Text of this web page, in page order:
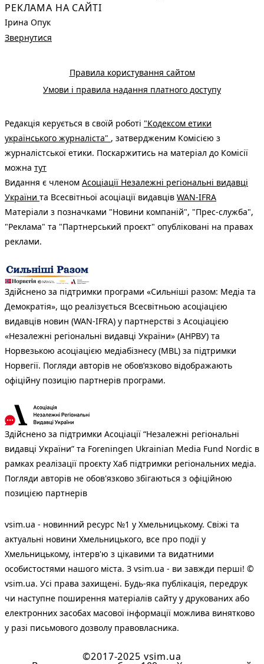
РЕКЛАМА НА САЙТІ
Ірина Опук
Звернутися
Правила користування сайтом
Умови і правила надання платного доступу
Редакція керується в своїй роботі "Кодексом етики
українського журналіста" , затвердженим Комісією з
журналістської етики. Поскаржитись на матеріал до Комісії
можна тут
Видання є членом Асоціації Незалежні регіональні видавці
України та Всесвітньої асоціації видавців WAN-IFRA
Матеріали з позначками "Новини компаній", "Прес-служба",
"Реклама" та "Партнерський проєкт" опубліковані на правах
реклами.
Здійснено за підтримки програми «Сильніші разом: Медіа та
Демократія», що реалізується Всесвітньою асоціацією
видавців новин (WAN-IFRA) у партнерстві з Асоціацією
«Незалежні регіональні видавці України» (АНРВУ) та
Норвезькою асоціацією медіабізнесу (MBL) за підтримки
Норвегії. Погляди авторів не обов’язково відображають
офіційну позицію партнерів програми.
Здійснено за підтримки Асоціації “Незалежні регіональні
видавці України” та Foreningen Ukrainian Media Fund Nordic в
рамках реалізації проєкту Хаб підтримки регіональних медіа.
Погляди авторів не обов'язково збігаються з офіційною
позицією партнерів
vsim.ua - новинний ресурс №1 у Хмельницькому. Свіжі та
актуальні новини Хмельницького, все про події у
Хмельницькому, інтерв'ю з цікавими та видатними
особистостями нашого міста. З vsim.ua - ви завжди перші! ©
vsim.ua. Усі права захищені. Будь-яка публiкацiя, передрук
чи наступне поширення матеріалів сайту у друкованих або
електронних засобах масової інформації можлива винятково
у разі письмового дозволу правовласника.
©2017-2025 vsim.ua